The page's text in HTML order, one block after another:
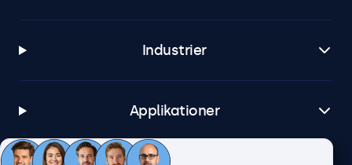
Industrier
Applikationer